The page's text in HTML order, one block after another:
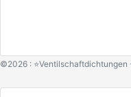
©2026 :